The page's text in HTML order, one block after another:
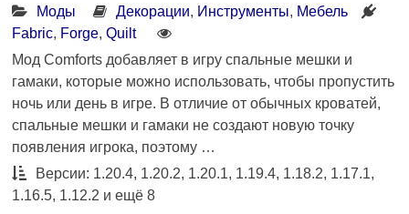
Моды Декорации, Инструменты, Мебель
Fabric, Forge,Quilt
Мод Comforts добавляет в игру спальные мешки и
гамаки, которые можно использовать, чтобы пропустить
ночь или день в игре. В отличие от обычных кроватей,
спальные мешки и гамаки не создают новую точку
появления игрока, поэтому …
Версии: 1.20.4, 1.20.2, 1.20.1, 1.19.4, 1.18.2, 1.17.1,
1.16.5, 1.12.2 и ещё 8